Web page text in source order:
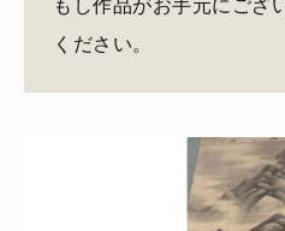
もし作品がお手元にござ
ください。